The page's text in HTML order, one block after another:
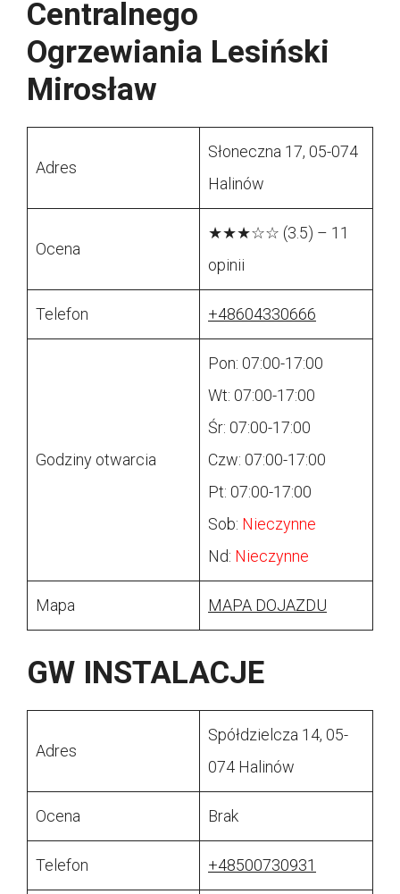
Centralnego
Ogrzewiania Lesiński
Mirosław
Adres
Słoneczna 17, 05-074
Halinów
Ocena
★★★☆☆ (3.5) – 11
opinii
Telefon +48604330666
Godziny otwarcia
Pon: 07:00-17:00
Wt: 07:00-17:00
Śr: 07:00-17:00
Czw: 07:00-17:00
Pt: 07:00-17:00
Sob: Nieczynne
Nd: Nieczynne
Mapa MAPA DOJAZDU
GW INSTALACJE
Adres
Spółdzielcza 14, 05-
074 Halinów
Ocena Brak
Telefon +48500730931